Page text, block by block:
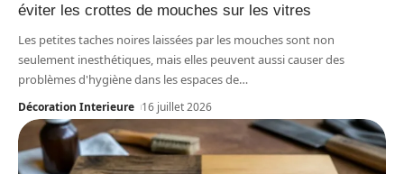
éviter les crottes de mouches sur les vitres
Les petites taches noires laissées par les mouches sont non
seulement inesthétiques, mais elles peuvent aussi causer des
problèmes d'hygiène dans les espaces de…
Décoration Interieure 16 juillet 2026